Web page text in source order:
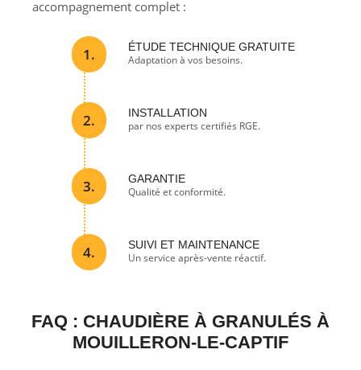
accompagnement complet :
1. ÉTUDE TECHNIQUE GRATUITE
Adaptation à vos besoins.
2. INSTALLATION
par nos experts certifiés RGE.
3. GARANTIE
Qualité et conformité.
4. SUIVI ET MAINTENANCE
Un service après-vente réactif.
FAQ : CHAUDIÈRE À GRANULÉS À
MOUILLERON-LE-CAPTIF